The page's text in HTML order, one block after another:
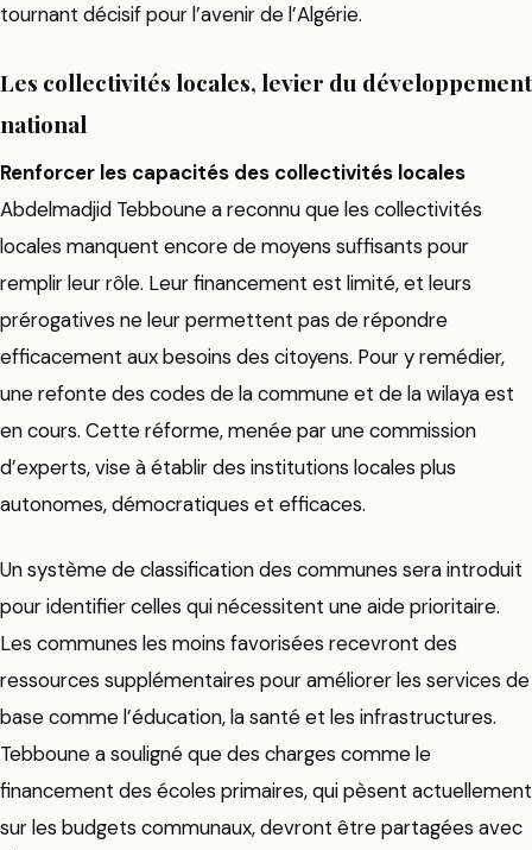
tournant décisif pour l’avenir de l’Algérie.
Les collectivités locales, levier du développement
national
Renforcer les capacités des collectivités locales
Abdelmadjid Tebboune a reconnu que les collectivités
locales manquent encore de moyens suffisants pour
remplir leur rôle. Leur financement est limité, et leurs
prérogatives ne leur permettent pas de répondre
efficacement aux besoins des citoyens. Pour y remédier,
une refonte des codes de la commune et de la wilaya est
en cours. Cette réforme, menée par une commission
d’experts, vise à établir des institutions locales plus
autonomes, démocratiques et efficaces.
Un système de classification des communes sera introduit
pour identifier celles qui nécessitent une aide prioritaire.
Les communes les moins favorisées recevront des
ressources supplémentaires pour améliorer les services de
base comme l’éducation, la santé et les infrastructures.
Tebboune a souligné que des charges comme le
financement des écoles primaires, qui pèsent actuellement
sur les budgets communaux, devront être partagées avec